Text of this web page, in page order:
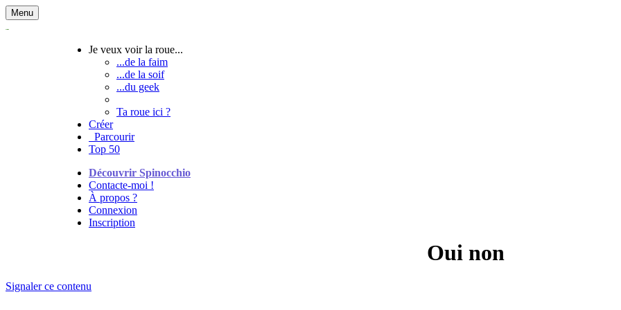
Menu
Je veux voir la roue...
...de la faim
...de la soif
...du geek
Ta roue ici ?
Créer
Parcourir
Top 50
Découvrir Spinocchio
Contacte-moi !
À propos ?
Connexion
Inscription
Oui non
Signaler ce contenu